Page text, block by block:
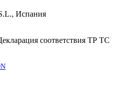
Испания
соответствия ТР ТС